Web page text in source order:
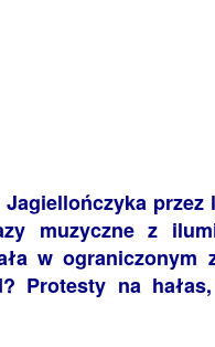
muzyczne z
w ograniczonym
Protesty na